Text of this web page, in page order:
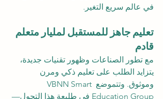
في عالم سريع التغير.
تعليم جاهز للمستقبل لمليار متعلم
قادم
مع تطور الصناعات وظهور تقنيات جديدة،
يتزايد الطلب على تعليم ذكي ومرن
وموثوق. وتتموضع VBNN Smart
Education Group في طليعة هذا التحول—